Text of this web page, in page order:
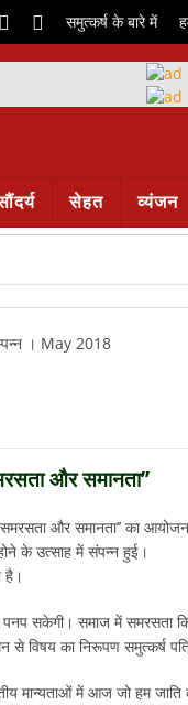
समुत्कर्ष के बारे में
सेहत व्यंजन
और समानता’’
में समरसता और समानता’’ का
के उत्साह में संपन्न हुई।
है।
पनप सकेगी। समाज में समरसता
का निरूपण समुत्कर्ष
मान्यताओं में आज जो हम